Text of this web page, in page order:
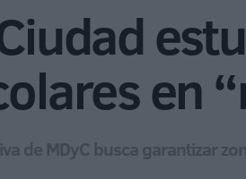
en
de MDyC busca garantizar